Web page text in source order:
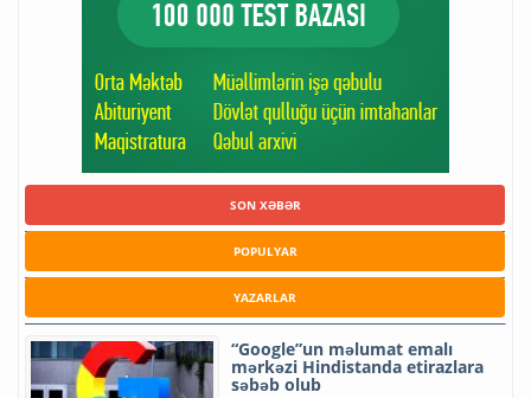
SON XƏBƏR
POPULYAR
YAZARLAR
“Google”un məlumat emalı
mərkəzi Hindistanda etirazlara
səbəb olub